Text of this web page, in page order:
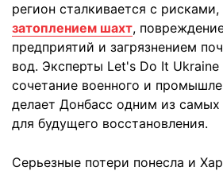
регион сталкивается с
затоплением шахт,
предприятий и загрязнением
вод. Эксперты Let's Do It Ukraine
сочетание военного и
делает Донбасс одним из
для будущего восстановления.
Серьезные потери понесла и